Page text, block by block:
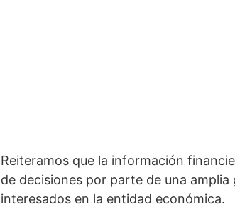
Reiteramos que la información
de decisiones por parte de una
interesados en la entidad económica.